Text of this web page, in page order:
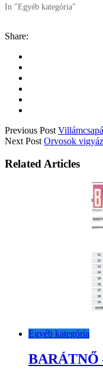
In "Egyéb kategória"
Share:
Previous Post
Next Post Orvosok
Related Articles
Egyéb kategória
BARÁTNŐ